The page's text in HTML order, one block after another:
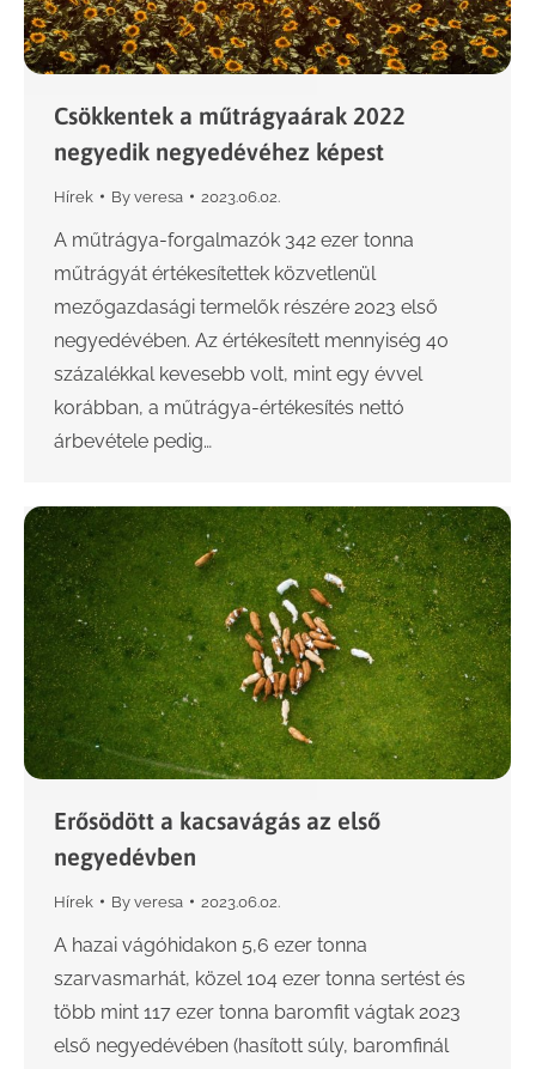
Csökkentek a műtrágyaárak 2022
negyedik negyedévéhez képest
Hírek By veresa 2023.06.02.
A műtrágya-forgalmazók 342 ezer tonna
műtrágyát értékesítettek közvetlenül
mezőgazdasági termelők részére 2023 első
negyedévében. Az értékesített mennyiség 40
százalékkal kevesebb volt, mint egy évvel
korábban, a műtrágya-értékesítés nettó
árbevétele pedig…
Erősödött a kacsavágás az első
negyedévben
Hírek By veresa 2023.06.02.
A hazai vágóhidakon 5,6 ezer tonna
szarvasmarhát, közel 104 ezer tonna sertést és
több mint 117 ezer tonna baromfit vágtak 2023
első negyedévében (hasított súly, baromfinál